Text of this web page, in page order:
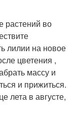
растений во
лилии на новое
цветения ,
массу и
и прижиться.
лета в августе,